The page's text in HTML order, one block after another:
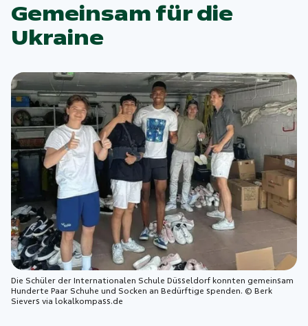
Gemeinsam für die
Ukraine
Die Schüler der Internationalen Schule Düsseldorf konnten gemeinsam
Hunderte Paar Schuhe und Socken an Bedürftige spenden. © Berk
Sievers via lokalkompass.de